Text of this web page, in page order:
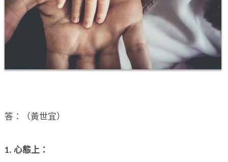
答：（黃世宜）
1. 心態上：